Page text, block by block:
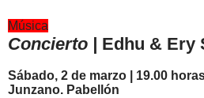
Música
Concierto | Edhu & Ery
Sábado, 2 de marzo | 19.00
Junzano. Pabellón